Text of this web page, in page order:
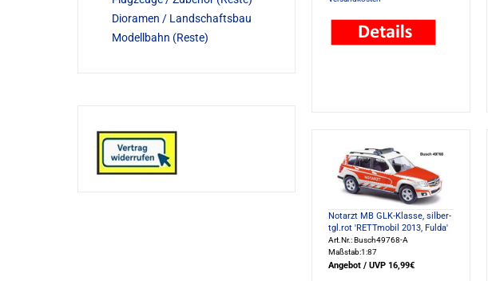
Notarzt MB GLK-Klasse, silber-
tgl.rot 'RETTmobil 2013, Fulda'
Art.Nr.: Busch49768-A
Maßstab:1:87
Angebot / UVP 16,99€
Dioramen / Landschaftsbau
Modellbahn (Reste)